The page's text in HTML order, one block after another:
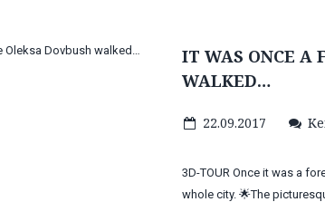
IT WAS ONCE A
WALKED…
22.09.2017
3D-TOUR Once it was a
whole city. 🌟The